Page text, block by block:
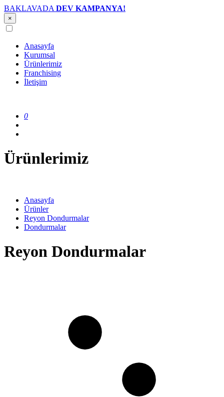
BAKLAVADA DEV KAMPANYA!
×
Anasayfa
Kurumsal
Ürünlerimiz
Franchising
İletişim
0
Ürünlerimiz
Anasayfa
Ürünler
Reyon Dondurmalar
Dondurmalar
Reyon Dondurmalar